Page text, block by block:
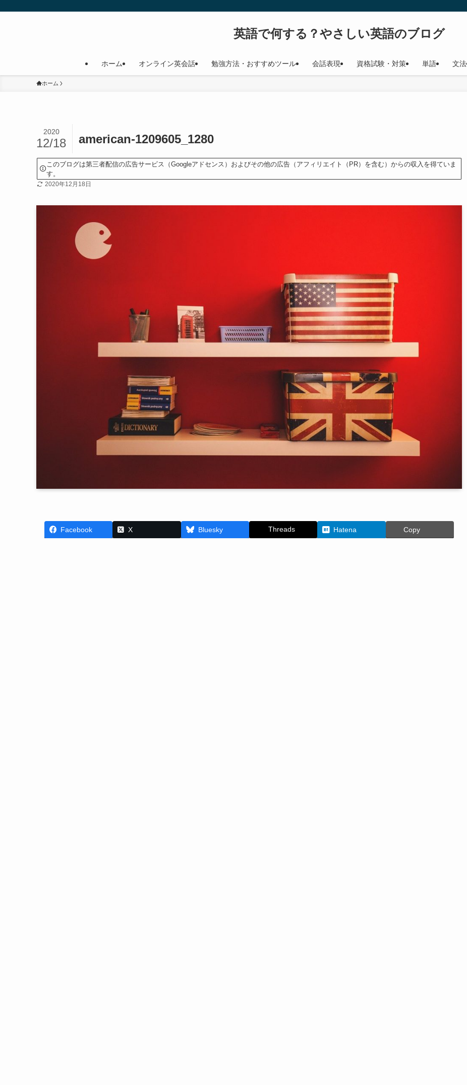
英語で何する？やさしい英語のブログ
ホーム オンライン英会話 勉強方法・おすすめツール 会話表現 資格試験・対策 単語 文法
ホーム
american-1209605_1280
2020
12/18
このブログは第三者配信の広告サービス（Googleアドセンス）およびその他の広告（アフィリエイト（PR）を含む）からの収入を得ていま
す。
2020年12月18日
Facebook X Bluesky Threads Hatena Copy